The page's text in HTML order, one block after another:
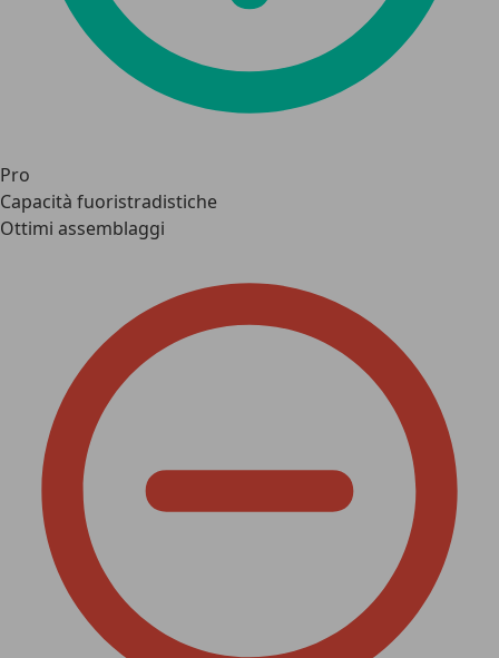
Pro
Capacità fuoristradistiche
Ottimi assemblaggi